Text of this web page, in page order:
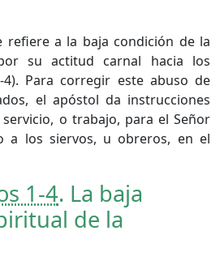
refiere a la baja condición de la
su actitud carnal hacia los
Para corregir este abuso de
el apóstol da instrucciones
o trabajo, para el Señor
a los siervos, u obreros, en el
1-4. La baja
de la